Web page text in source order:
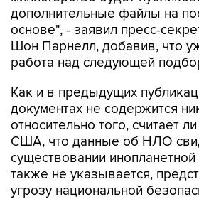
дополнительные файлы на
основе", - заявил пресс-
Шон Парнелл, добавив, что
работа над следующей
Как и в предыдущих
документах не содержится
относительно того, считает
США, что данные об НЛО
существовании
также не указывается,
угрозу национальной